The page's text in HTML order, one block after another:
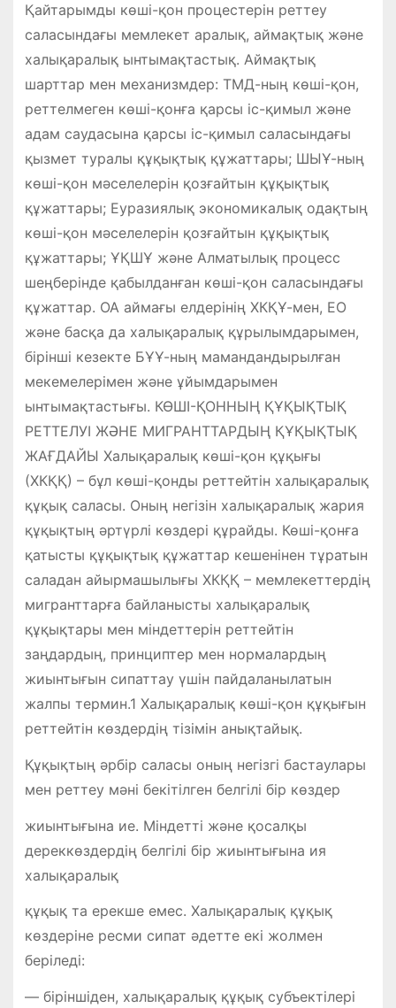
Қайтарымды көші-қон процестерін реттеу
саласындағы мемлекет аралық, аймақтық және
халықаралық ынтымақтастық. Аймақтық
шарттар мен механизмдер: ТМД-ның көші-қон,
реттелмеген көші-қонға қарсы іс-қимыл және
адам саудасына қарсы іс-қимыл саласындағы
қызмет туралы құқықтық құжаттары; ШЫҰ-ның
көші-қон мәселелерін қозғайтын құқықтық
құжаттары; Еуразиялық экономикалық одақтың
көші-қон мәселелерін қозғайтын құқықтық
құжаттары; ҰҚШҰ және Алматылық процесс
шеңберінде қабылданған көші-қон саласындағы
құжаттар. ОА аймағы елдерінің ХКҚҰ-мен, ЕО
және басқа да халықаралық құрылымдарымен,
бірінші кезекте БҰҰ-ның мамандандырылған
мекемелерімен және ұйымдарымен
ынтымақтастығы. КӨШІ-ҚОННЫҢ ҚҰҚЫҚТЫҚ
РЕТТЕЛУІ ЖӘНЕ МИГРАНТТАРДЫҢ ҚҰҚЫҚТЫҚ
ЖАҒДАЙЫ Халықаралық көші-қон құқығы
(ХКҚҚ) – бұл көші-қонды реттейтін халықаралық
құқық саласы. Оның негізін халықаралық жария
құқықтың әртүрлі көздері құрайды. Көші-қонға
қатысты құқықтық құжаттар кешенінен тұратын
саладан айырмашылығы ХКҚҚ – мемлекеттердің
мигранттарға байланысты халықаралық
құқықтары мен міндеттерін реттейтін
заңдардың, принциптер мен нормалардың
жиынтығын сипаттау үшін пайдаланылатын
жалпы термин.1 Халықаралық көші-қон құқығын
реттейтін көздердің тізімін анықтайық.
Құқықтың әрбір саласы оның негізгі бастаулары
мен реттеу мәні бекітілген белгілі бір көздер
жиынтығына ие. Міндетті және қосалқы
дереккөздердің белгілі бір жиынтығына ия
халықаралық
құқық та ерекше емес. Халықаралық құқық
көздеріне ресми сипат әдетте екі жолмен
беріледі:
— біріншіден, халықаралық құқық субъектілері